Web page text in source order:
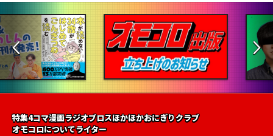
特集4コマ漫画ラジオブロスほかほかおにぎりクラブ
オモコロについてライター